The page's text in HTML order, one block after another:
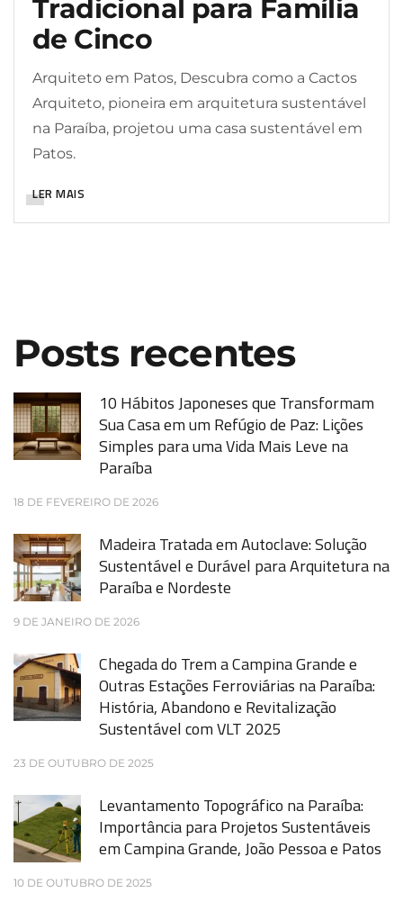
Tradicional para Família
de Cinco
Arquiteto em Patos, Descubra como a Cactos
Arquiteto, pioneira em arquitetura sustentável
na Paraíba, projetou uma casa sustentável em
Patos.
LER MAIS
Posts recentes
10 Hábitos Japoneses que Transformam
Sua Casa em um Refúgio de Paz: Lições
Simples para uma Vida Mais Leve na
Paraíba
18 DE FEVEREIRO DE 2026
Madeira Tratada em Autoclave: Solução
Sustentável e Durável para Arquitetura na
Paraíba e Nordeste
9 DE JANEIRO DE 2026
Chegada do Trem a Campina Grande e
Outras Estações Ferroviárias na Paraíba:
História, Abandono e Revitalização
Sustentável com VLT 2025
23 DE OUTUBRO DE 2025
Levantamento Topográfico na Paraíba:
Importância para Projetos Sustentáveis
em Campina Grande, João Pessoa e Patos
10 DE OUTUBRO DE 2025